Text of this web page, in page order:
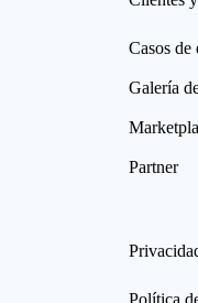
Casos de
Galería
Partner
Política